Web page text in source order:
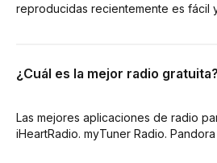
reproducidas recientemente es fácil
¿Cuál es la mejor radio gratuita?
Las mejores aplicaciones de radio
iHeartRadio. myTuner Radio.